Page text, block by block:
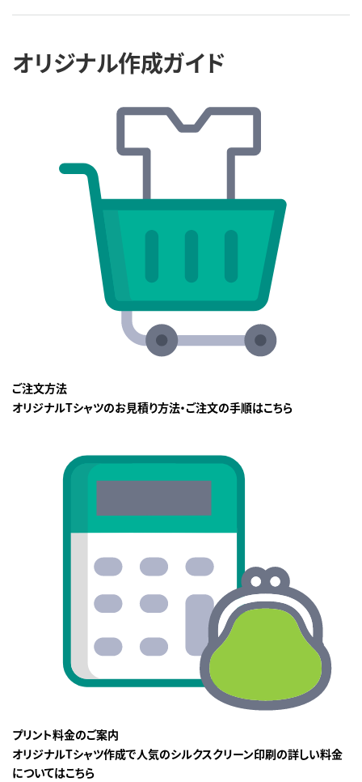
オリジナル作成ガイド
ご注文方法
オリジナルTシャツのお見積り方法・ご注文の手順はこちら
プリント料金のご案内
オリジナルTシャツ作成で人気のシルクスクリーン印刷の詳しい料金
についてはこちら